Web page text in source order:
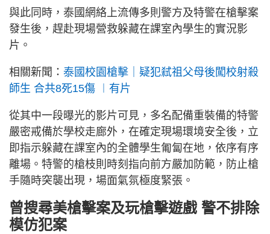
與此同時，泰國網絡上流傳多則警方及特警在槍擊案
發生後，趕赴現場營救躲藏在課室內學生的實況影
片。
相關新聞： 泰國校園槍擊｜疑犯弒祖父母後闖校射殺
師生 合共8死15傷 ︱有片
從其中一段曝光的影片可見，多名配備重裝備的特警
嚴密戒備於學校走廊外，在確定現場環境安全後，立
即指示躲藏在課室內的全體學生匍匐在地，依序有序
離場。特警的槍枝則時刻指向前方嚴加防範，防止槍
手隨時突襲出現，場面氣氛極度緊張。
曾搜尋美槍擊案及玩槍擊遊戲 警不排除
模仿犯案